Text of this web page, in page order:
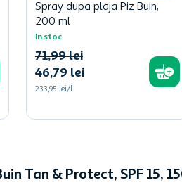
Spray dupa plaja Piz Buin,
200 ml
In stoc
46,79 lei
71,99 lei
233,95 lei/l
Tan & Protect, SPF 15,